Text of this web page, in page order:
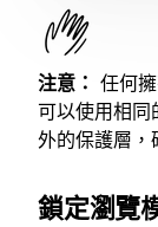
注意： 任何
可以使用相同
外的保護層，
鎖定瀏覽